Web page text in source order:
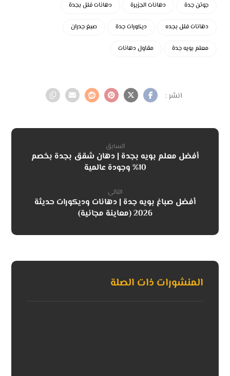
جوتن جدة دهانات الجزيرة دهانات فلل بجدة
دهانات فلل بجده ديكورات جدة صبغ جدران
معلم بويه جدة مقاول دهانات
السابق
أفضل معلم بويه بجدة | دهان شقق بجدة بخصم
10% وجودة عالمية
التالى
أفضل صباغ بويه جدة | دهانات وديكورات حديثة
2026 (معاينة مجانية)
المنشورات ذات الصلة